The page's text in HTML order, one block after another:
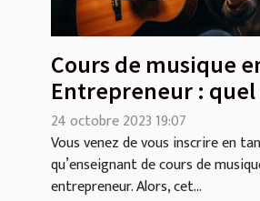
Cours de musique
Entrepreneur : quel
contenu de
24 octobre 2023 19:07
Vous venez de vous inscrire en
qu’enseignant de cours de
entrepreneur. Alors, cet...